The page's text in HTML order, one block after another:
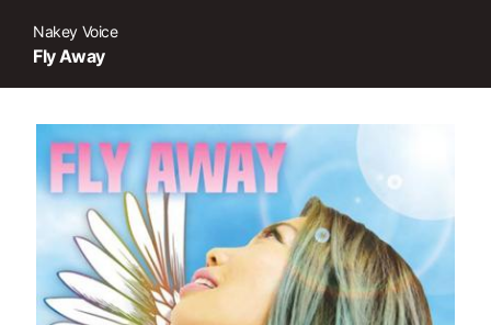
Fly Away
Nakey Voice